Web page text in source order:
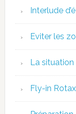
Interlude
Eviter les
La
Fly-in